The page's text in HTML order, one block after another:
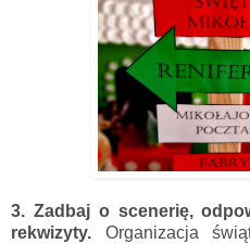
3. Zadbaj o scenerię,
rekwizyty. Organizacja